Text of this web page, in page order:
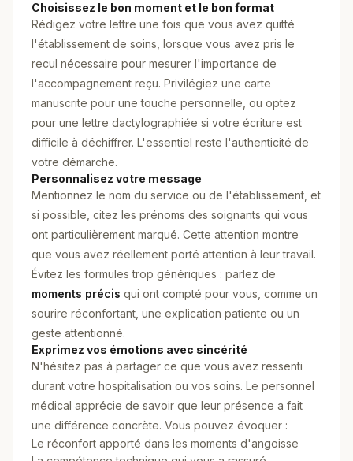
Choisissez le bon moment et le bon format
Rédigez votre lettre une fois que vous avez quitté
l'établissement de soins, lorsque vous avez pris le
recul nécessaire pour mesurer l'importance de
l'accompagnement reçu. Privilégiez une carte
manuscrite pour une touche personnelle, ou optez
pour une lettre dactylographiée si votre écriture est
difficile à déchiffrer. L'essentiel reste l'authenticité de
votre démarche.
Personnalisez votre message
Mentionnez le nom du service ou de l'établissement, et
si possible, citez les prénoms des soignants qui vous
ont particulièrement marqué. Cette attention montre
que vous avez réellement porté attention à leur travail.
Évitez les formules trop génériques : parlez de
moments précis qui ont compté pour vous, comme un
sourire réconfortant, une explication patiente ou un
geste attentionné.
Exprimez vos émotions avec sincérité
N'hésitez pas à partager ce que vous avez ressenti
durant votre hospitalisation ou vos soins. Le personnel
médical apprécie de savoir que leur présence a fait
une différence concrète. Vous pouvez évoquer :
Le réconfort apporté dans les moments d'angoisse